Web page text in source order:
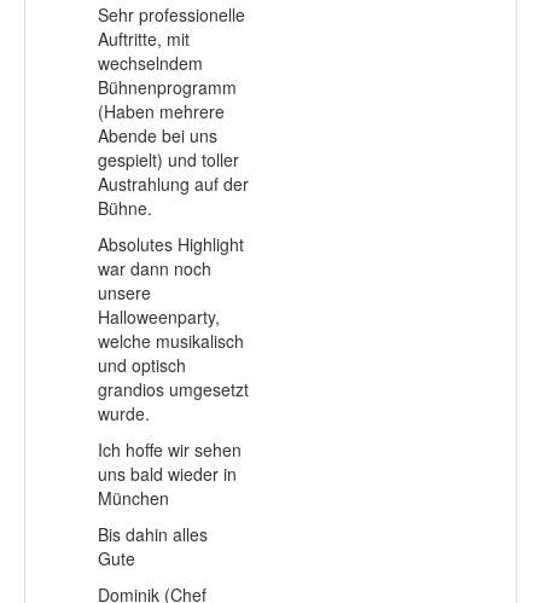
Sehr professionelle
Auftritte, mit
wechselndem
Bühnenprogramm
(Haben mehrere
Abende bei uns
gespielt) und toller
Austrahlung auf der
Bühne.
Absolutes Highlight
war dann noch
unsere
Halloweenparty,
welche musikalisch
und optisch
grandios umgesetzt
wurde.
Ich hoffe wir sehen
uns bald wieder in
München
Bis dahin alles
Gute
Dominik (Chef